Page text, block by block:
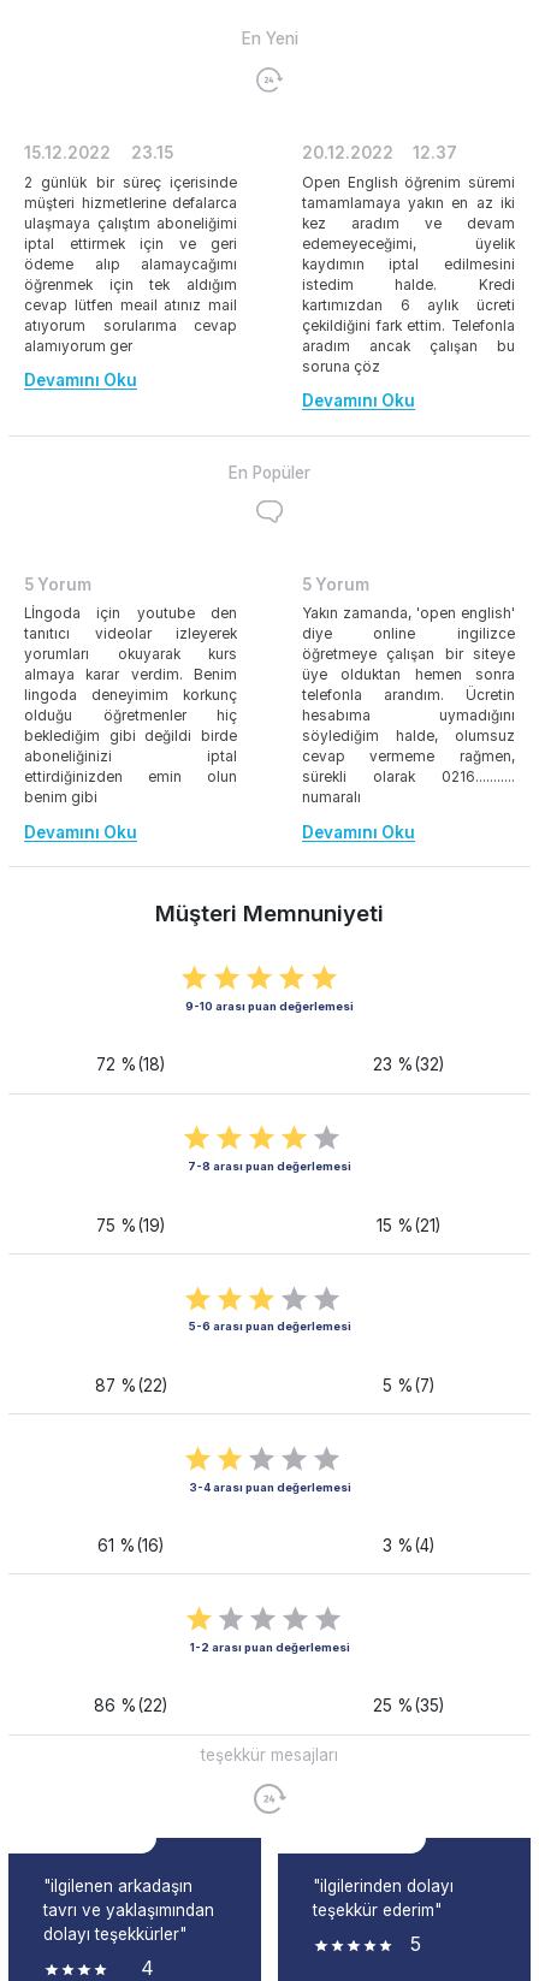
En Yeni
15.12.2022 23.15
2 günlük bir süreç içerisinde
müşteri hizmetlerine defalarca
ulaşmaya çalıştım aboneliğimi
iptal ettirmek için ve geri
ödeme alıp alamaycağımı
öğrenmek için tek aldığım
cevap lütfen meail atınız mail
atıyorum sorularıma cevap
alamıyorum ger
Devamını Oku
20.12.2022 12.37
Open English öğrenim süremi
tamamlamaya yakın en az iki
kez aradım ve devam
edemeyeceğimi, üyelik
kaydımın iptal edilmesini
istedim halde. Kredi
kartımızdan 6 aylık ücreti
çekildiğini fark ettim. Telefonla
aradım ancak çalışan bu
soruna çöz
Devamını Oku
En Popüler
5 Yorum
Lİngoda için youtube den
tanıtıcı videolar izleyerek
yorumları okuyarak kurs
almaya karar verdim. Benim
lingoda deneyimim korkunç
olduğu öğretmenler hiç
beklediğim gibi değildi birde
aboneliğinizi iptal
ettirdiğinizden emin olun
benim gibi
Devamını Oku
5 Yorum
Yakın zamanda, 'open english'
diye online ingilizce
öğretmeye çalışan bir siteye
üye olduktan hemen sonra
telefonla arandım. Ücretin
hesabıma uymadığını
söylediğim halde, olumsuz
cevap vermeme rağmen,
sürekli olarak 0216...........
numaralı
Devamını Oku
Müşteri Memnuniyeti
9-10 arası puan değerlemesi
72 %(18) 23 %(32)
7-8 arası puan değerlemesi
75 %(19) 15 %(21)
5-6 arası puan değerlemesi
87 %(22) 5 %(7)
3-4 arası puan değerlemesi
61 %(16) 3 %(4)
1-2 arası puan değerlemesi
86 %(22) 25 %(35)
teşekkür mesajları
"ilgilenen arkadaşın
tavrı ve yaklaşımından
dolayı teşekkürler"
4
"ilgilerinden dolayı
teşekkür ederim"
5